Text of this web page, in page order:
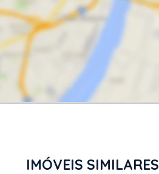
IMÓVEIS SIMILARES